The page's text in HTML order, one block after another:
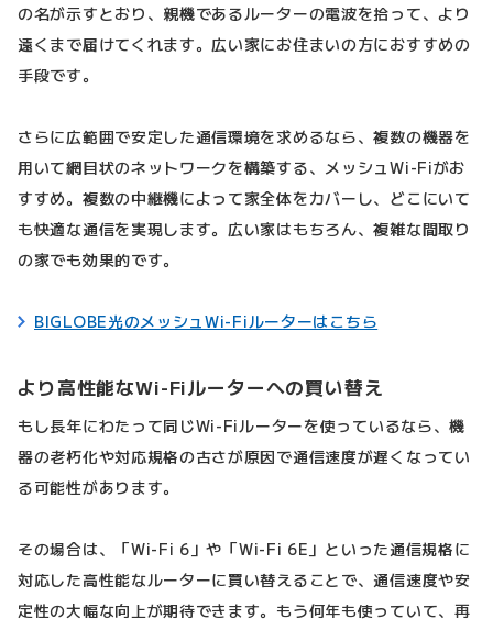
の名が示すとおり、親機であるルーターの電波を拾って、より
遠くまで届けてくれます。広い家にお住まいの方におすすめの
手段です。
さらに広範囲で安定した通信環境を求めるなら、複数の機器を
用いて網目状のネットワークを構築する、メッシュWi-Fiがお
すすめ。複数の中継機によって家全体をカバーし、どこにいて
も快適な通信を実現します。広い家はもちろん、複雑な間取り
の家でも効果的です。
BIGLOBE光のメッシュWi-Fiルーターはこちら
より高性能なWi-Fiルーターへの買い替え
もし長年にわたって同じWi-Fiルーターを使っているなら、機
器の老朽化や対応規格の古さが原因で通信速度が遅くなってい
る可能性があります。
その場合は、「Wi-Fi 6」や「Wi-Fi 6E」といった通信規格に
対応した高性能なルーターに買い替えることで、通信速度や安
定性の大幅な向上が期待できます。もう何年も使っていて、再